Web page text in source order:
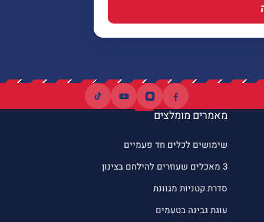
מאמרים מומלצים
שימושים לכלים חד פעמיים
3 מאכלים שעוזרים להילחם בצינון
סדרת קטניות מגוונת
עוגת גבינה בטעמים